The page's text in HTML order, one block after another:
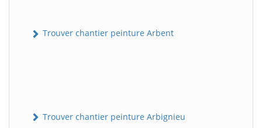
Trouver chantier peinture Arbent
Trouver chantier peinture Arbignieu